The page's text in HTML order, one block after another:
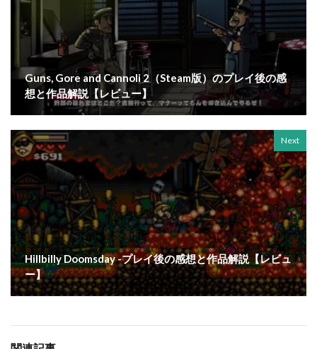
Guns, Gore and Cannoli 2（Steam版）のプレイ後の感
想と作品解説【レビュー】
Next
Hillbilly Doomsday -プレイ後の感想と作品解説【レビュ
ー】